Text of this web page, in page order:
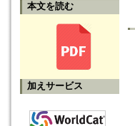
本文を読む
加えサービス